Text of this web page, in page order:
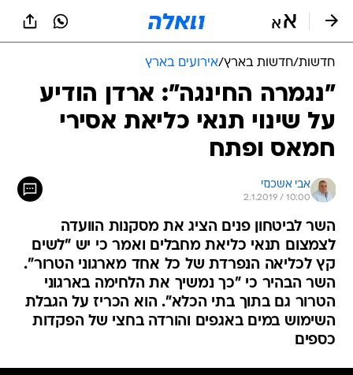
חדשות/חדשות בארץ/אירועים בארץ
"נגמרה החינגה": ארדן הודיע
על שינוי תנאי כליאת אסירי
חמאס ופתח
אבי אשכנזי
2.1.2019 / 10:00
השר לביטחון פנים הציג את מסקנות הוועדה
לצמצום תנאי כליאת מחבלים ואמר כי יש "לשים
קץ לכליאה הנפרדת של כל אחד מארגוני הטרור".
השר הבהיר כי "כך נמשיך את הלחימה בארגוני
הטרור גם בתוך בתי הכלא". הוא הכריז על הגבלת
השימוש במים באגפים והורדה בחצי של הפקדות
כספים